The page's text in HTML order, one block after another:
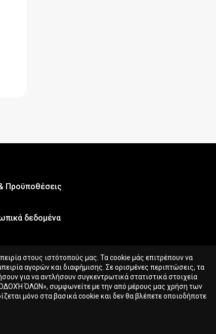
Προϋποθέσεις
δεδομένα
στους ιστότοπούς μας. Τα cookie μάς επιτρέπουν να
αγορών και διαφήμισης. Σε ορισμένες περιπτώσεις, τα
για να αντλήσουν συγκεντρωτικά στατιστικά στοιχεία
ΌΛΩΝ», συμφωνείτε με την από μέρους μας χρήση των
μόνο στα βασικά cookie και δεν θα βλέπετε οποιοδήποτε